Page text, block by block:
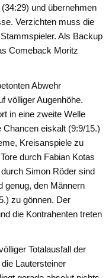
und übernehmen
Verzichten muss die
Als Backup
Comeback Moritz
Abwehr
völliger Augenhöhe.
in eine zweite Welle
eiskalt (9:9/15.)
Kreisanspiele zu
durch Fabian Kotas
Simon Röder sind
genug, den Männern
zu gönnen. Der
die Kontrahenten treten
Totalausfall der
Lautersteiner